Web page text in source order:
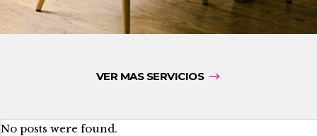
VER MAS SERVICIOS
No posts were found.